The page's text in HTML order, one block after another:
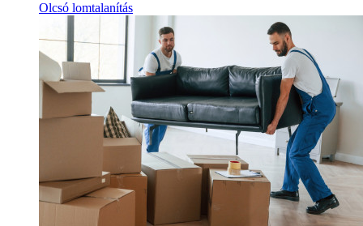
Olcsó lomtalanítás